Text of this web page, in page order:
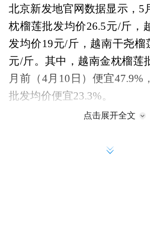
北京新发地官网数据显示，5
枕榴莲批发均价26.5元/斤，
发均价19元/斤，越南干尧榴
元/斤。其中，越南金枕榴莲
月前（4月10日）便宜47.9%
批发均价便宜23.3%。
枕榴莲的批发均价与去年持
点击展开全文